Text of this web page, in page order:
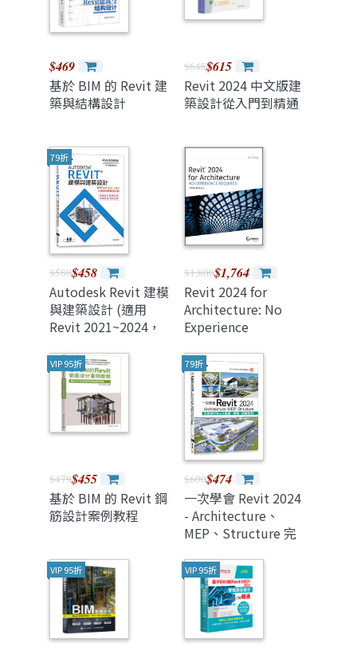
4/e (Hardcover)
$469
基於 BIM 的 Revit 建
築與結構設計
$648$615
Revit 2024 中文版建
築設計從入門到精通
79折
$580$458
Autodesk Revit 建模
與建築設計 (適用
Revit 2021~2024，
$1,800$1,764
Revit 2024 for
Architecture: No
Experience
(Paperback)
VIP 95折
$479$455
基於 BIM 的 Revit 鋼
筋設計案例教程
79折
$600$474
一次學會 Revit 2024
- Architecture、
MEP、Structure 完
機電、結構配筋
VIP 95折 VIP 95折